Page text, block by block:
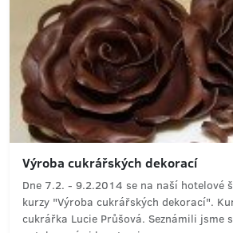
Výroba cukrářských dekorací
Dne 7.2. - 9.2.2014 se na naší hotelové
kurzy "Výroba cukrářských dekorací".
cukrářka Lucie Průšová. Seznámili jsme